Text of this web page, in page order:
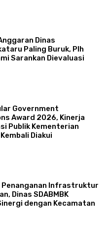
Dinas
Paling Buruk, Plh
Sarankan Dievaluasi
Government
Award 2026, Kinerja
Publik Kementerian
Diakui
Penanganan Infrastruktur
Dinas SDABMBK
dengan Kecamatan